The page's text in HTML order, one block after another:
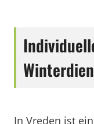
In Vreden ist